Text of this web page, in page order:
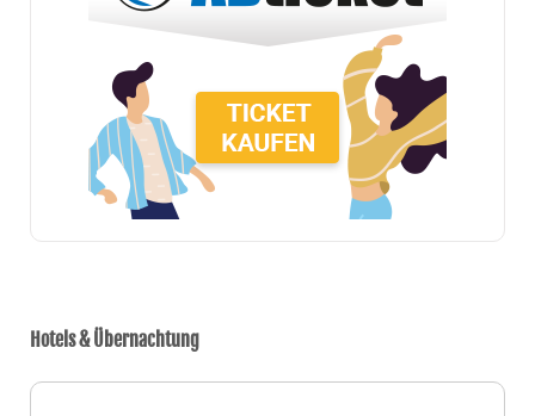
Hotels & Übernachtung